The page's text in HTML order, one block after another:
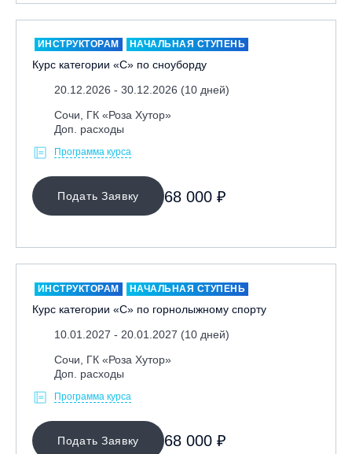
Грузия, ГК «Гудаури»
Екатеринбург, ГЛЦ «Уктус»
Иркутск, ГЛЦ «Олха»
Кабардино-Балкарская Респ., ВТРК «Эльбрус»
Казань, Город-курорт «Свияжские холмы»
Карачаево-Черкесская респ., ВТРК «Архыз»
Кировск, ГК «Большой Вудъявр»
Комсомольск-на-Амуре, ГЛК «Холдоми»
Красноярск, ФП «Бобровый лог»
Ленинградская обл., ГЛК «Золотая долина»
Ленинградская обл., ЦАО «Туутари Парк»
Липецк, ГСК «HILLPARK»
Москва, «Воробьевы Горы»
ИНСТРУКТОРАМ НАЧАЛЬНАЯ СТУПЕНЬ
Курс категории «С» по сноуборду
20.12.2026 - 30.12.2026 (10 дней)
Сочи, ГК «Роза Хутор»
Доп. расходы
Программа курса
Подать Заявку 68 000 ₽
ИНСТРУКТОРАМ НАЧАЛЬНАЯ СТУПЕНЬ
Курс категории «С» по горнолыжному спорту
10.01.2027 - 20.01.2027 (10 дней)
Сочи, ГК «Роза Хутор»
Доп. расходы
Программа курса
Подать Заявку 68 000 ₽